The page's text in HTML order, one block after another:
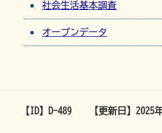
社会生活基本調査
オープンデータ
【ID】 D-489 【更新日】 2025